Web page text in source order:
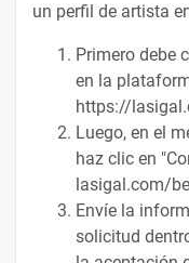
un perfil de artista
Primero debe
en la
https://
Luego, en el
haz clic en
lasigal.com/
Envíe la
solicitud